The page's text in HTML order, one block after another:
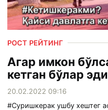
РОСТ РЕЙТИНГ
Агар имкон
кетган бўлар
20.02.2022 09:16
#Суришкерак ушбу хештег